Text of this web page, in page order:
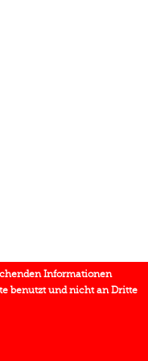
Informationen
benutzt und nicht an Dritte